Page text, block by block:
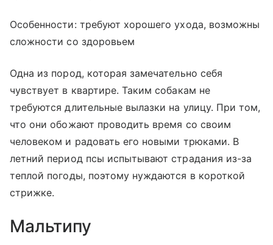
Особенности: требуют хорошего ухода, возможны
сложности со здоровьем
Одна из пород, которая замечательно себя
чувствует в квартире. Таким собакам не
требуются длительные вылазки на улицу. При том,
что они обожают проводить время со своим
человеком и радовать его новыми трюками. В
летний период псы испытывают страдания из-за
теплой погоды, поэтому нуждаются в короткой
стрижке.
Мальтипу